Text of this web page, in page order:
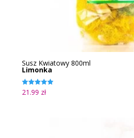
Susz Kwiatowy 800ml
Limonka
Oceniono
5.00
21.99 zł